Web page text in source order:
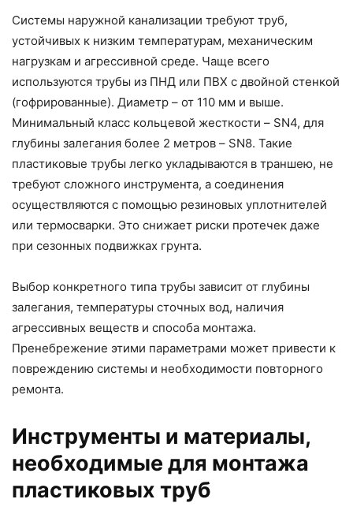
Системы наружной канализации требуют труб,
устойчивых к низким температурам, механическим
нагрузкам и агрессивной среде. Чаще всего
используются трубы из ПНД или ПВХ с двойной стенкой
(гофрированные). Диаметр – от 110 мм и выше.
Минимальный класс кольцевой жесткости – SN4, для
глубины залегания более 2 метров – SN8. Такие
пластиковые трубы легко укладываются в траншею, не
требуют сложного инструмента, а соединения
осуществляются с помощью резиновых уплотнителей
или термосварки. Это снижает риски протечек даже
при сезонных подвижках грунта.
Выбор конкретного типа трубы зависит от глубины
залегания, температуры сточных вод, наличия
агрессивных веществ и способа монтажа.
Пренебрежение этими параметрами может привести к
повреждению системы и необходимости повторного
ремонта.
Инструменты и материалы,
необходимые для монтажа
пластиковых труб